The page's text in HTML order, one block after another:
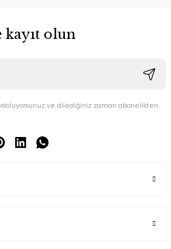
olun
ve dilediğiniz zaman abonelikten